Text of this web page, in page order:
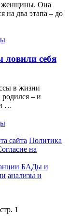
женщины. Она
на два этапа – до
ловили себя
в жизни
– и
и …
сайта Политика
на
БАДы и
анализы и
1